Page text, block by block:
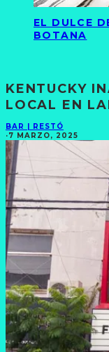
EL DULCE
BOTANA
KENTUCKY
LOCAL EN
BAR | RESTÓ
·7 MARZO, 2025